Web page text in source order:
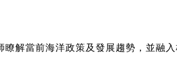
解當前海洋政策及發展趨勢，並融